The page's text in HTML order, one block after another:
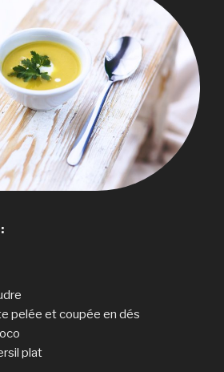
pelée et coupée en dés
plat